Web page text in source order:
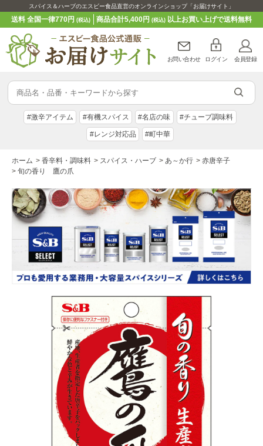
スパイス＆ハーブのエスビー食品直営のオンラインショップ「お届けサイト」
送料 全国一律770円(税込) 商品合計5,400円 (税込)以上お買い上げで送料無料
お問い合わせ ログイン 会員登録
#激辛アイテム #有機スパイス #名店の味 #チューブ調味料
#レンジ対応品 #町中華
ホーム > 香辛料・調味料 > スパイス・ハーブ > あ～か行 > 赤唐辛子
> 旬の香り 鷹の爪